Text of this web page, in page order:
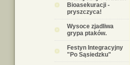
Bioasekuracji -
pryszczyca!
Wysoce zjadliwa
grypa ptaków.
Festyn Integracyjny
"Po Sąsiedzku"